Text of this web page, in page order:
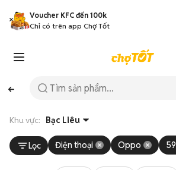
Voucher KFC đến 100k
Chỉ có trên app Chợ Tốt
Khu vực: Bạc Liêu
Lọc Điện thoại Oppo